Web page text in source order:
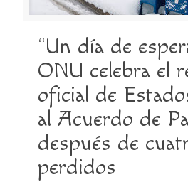
“Un día de
ONU celebra el
oficial de
al Acuerdo de
después de
perdidos